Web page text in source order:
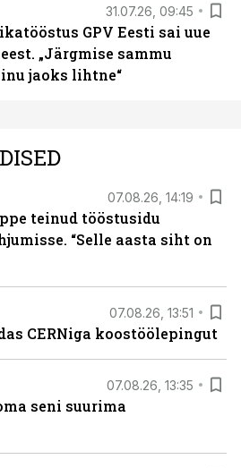
31.07.26, 09:45
GPV Eesti sai uue
„Järgmise sammu
jaoks lihtne“
07.08.26, 14:19
teinud tööstusidu
“Selle aasta siht on
07.08.26, 13:51
CERNiga koostöölepingut
07.08.26, 13:35
seni suurima